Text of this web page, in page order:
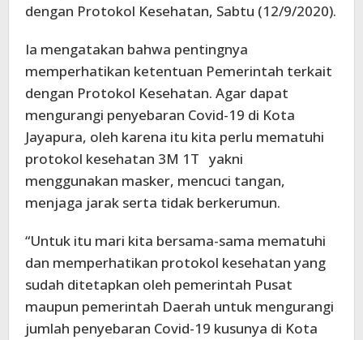
dengan Protokol Kesehatan, Sabtu (12/9/2020).
Ia mengatakan bahwa pentingnya
memperhatikan ketentuan Pemerintah terkait
dengan Protokol Kesehatan. Agar dapat
mengurangi penyebaran Covid-19 di Kota
Jayapura, oleh karena itu kita perlu mematuhi
protokol kesehatan 3M 1T yakni
menggunakan masker, mencuci tangan,
menjaga jarak serta tidak berkerumun.
“Untuk itu mari kita bersama-sama mematuhi
dan memperhatikan protokol kesehatan yang
sudah ditetapkan oleh pemerintah Pusat
maupun pemerintah Daerah untuk mengurangi
jumlah penyebaran Covid-19 kusunya di Kota